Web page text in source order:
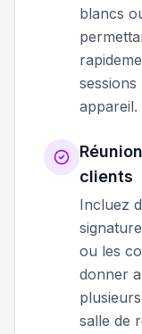
blancs
appareil.
clients
Incluez
ou les
donner
salle de